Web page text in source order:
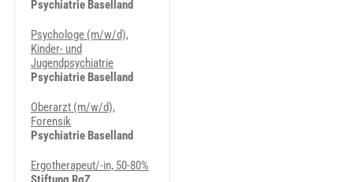
Psychiatrie Baselland
Psychologe (m/w/d),
Kinder- und
Jugendpsychiatrie
Psychiatrie Baselland
Oberarzt (m/w/d),
Forensik
Psychiatrie Baselland
Ergotherapeut/-in, 50-80%